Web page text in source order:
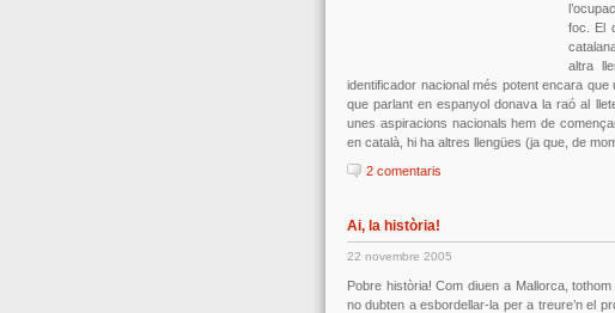
foc. El
altra
identificador nacional més potent encara
que parlant en espanyol donava la raó al
unes aspiracions nacionals hem de
en català, hi ha altres llengües (ja que, de
2 comentaris
Ai, la història!
22 novembre 2005
Pobre història! Com diuen a Mallorca,
no dubten a esbordellar-la per a treure’n el